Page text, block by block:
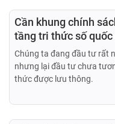
Cần khung chính
tầng tri thức số quốc
Chúng ta đang đầu tư rất
nhưng lại đầu tư chưa
thức được lưu thông.